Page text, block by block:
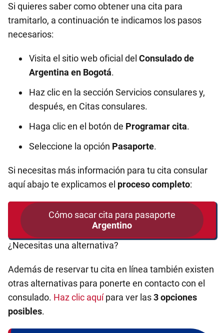
Si quieres saber como obtener una cita para
tramitarlo, a continuación te indicamos los pasos
necesarios:
Visita el sitio web oficial del Consulado de
Argentina en Bogotá.
Haz clic en la sección Servicios consulares y,
después, en Citas consulares.
Haga clic en el botón de Programar cita.
Seleccione la opción Pasaporte.
Si necesitas más información para tu cita consular
aquí abajo te explicamos el proceso completo:
Cómo sacar cita para pasaporte
Argentino
¿Necesitas una alternativa?
Además de reservar tu cita en línea también existen
otras alternativas para ponerte en contacto con el
consulado. Haz clic aquípara ver las3 opciones
posibles.